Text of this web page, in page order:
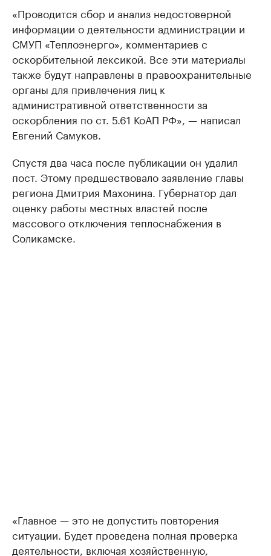
«Проводится сбор и анализ недостоверной
информации о деятельности администрации и
СМУП «Теплоэнерго», комментариев с
оскорбительной лексикой. Все эти материалы
также будут направлены в правоохранительные
органы для привлечения лиц к
административной ответственности за
оскорбления по ст. 5.61 КоАП РФ», — написал
Евгений Самуков.
Спустя два часа после публикации он удалил
пост. Этому предшествовало заявление главы
региона Дмитрия Махонина. Губернатор дал
оценку работы местных властей после
массового отключения теплоснабжения в
Соликамске.
«Главное — это не допустить повторения
ситуации. Будет проведена полная проверка
деятельности, включая хозяйственную,